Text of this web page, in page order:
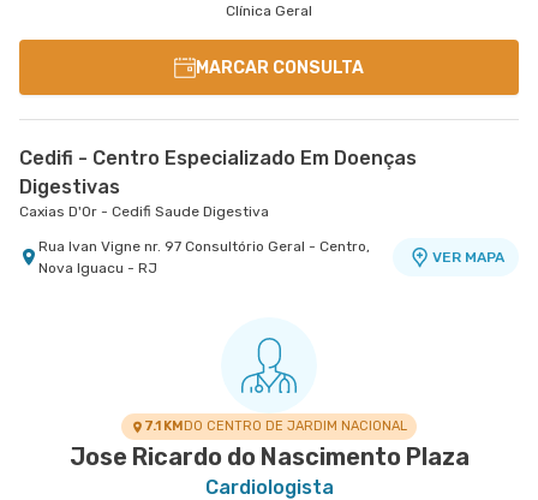
Clínica Geral
MARCAR CONSULTA
Cedifi - Centro Especializado Em Doenças
Digestivas
Caxias D'Or - Cedifi Saude Digestiva
Rua Ivan Vigne nr. 97 Consultório Geral - Centro,
Nova Iguacu - RJ
VER MAPA
7.1 KMDO CENTRO DE JARDIM NACIONAL
Jose Ricardo do Nascimento Plaza
Cardiologista